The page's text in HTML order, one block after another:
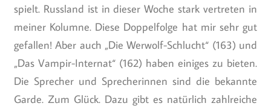
spielt. Russland ist in dieser Woche stark vertreten in
meiner Kolumne. Diese Doppelfolge hat mir sehr gut
gefallen! Aber auch „Die Werwolf-Schlucht“ (163) und
„Das Vampir-Internat“ (162) haben einiges zu bieten.
Die Sprecher und Sprecherinnen sind die bekannte
Garde. Zum Glück. Dazu gibt es natürlich zahlreiche